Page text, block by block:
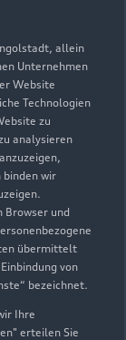
allein
Unternehmen
Website
Technologien
zu
analysieren
wir
Browser und
übermittelt
von
bezeichnet.
Ihre
erteilen Sie